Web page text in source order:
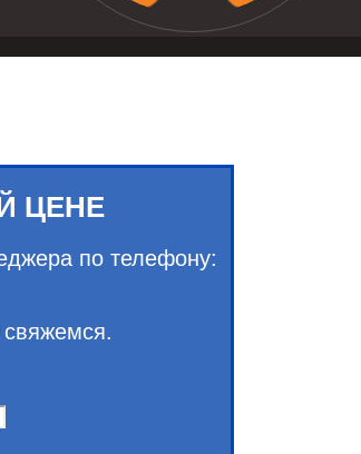
ЦЕНЕ
по телефону: